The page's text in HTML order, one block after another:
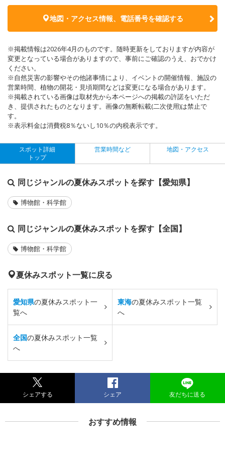
地図・アクセス情報、電話番号を確認する
※掲載情報は2026年4月のものです。随時更新をしておりますが内容が
変更となっている場合がありますので、事前にご確認のうえ、おでかけ
ください。
※自然災害の影響やその他諸事情により、イベントの開催情報、施設の
営業時間、植物の開花・見頃期間などは変更になる場合があります。
※掲載されている画像は取材先から本ページへの掲載の許諾をいただ
き、提供されたものとなります。画像の無断転載(二次使用)は禁止で
す。
※表示料金は消費税8％ないし10％の内税表示です。
スポット詳細
トップ
営業時間など 地図・アクセス
同じジャンルの夏休みスポットを探す【愛知県】
博物館・科学館
同じジャンルの夏休みスポットを探す【全国】
博物館・科学館
夏休みスポット一覧に戻る
愛知県の夏休みスポット一
覧へ
東海の夏休みスポット一覧
へ
全国の夏休みスポット一覧
へ
シェアする シェア 友だちに送る
おすすめ情報